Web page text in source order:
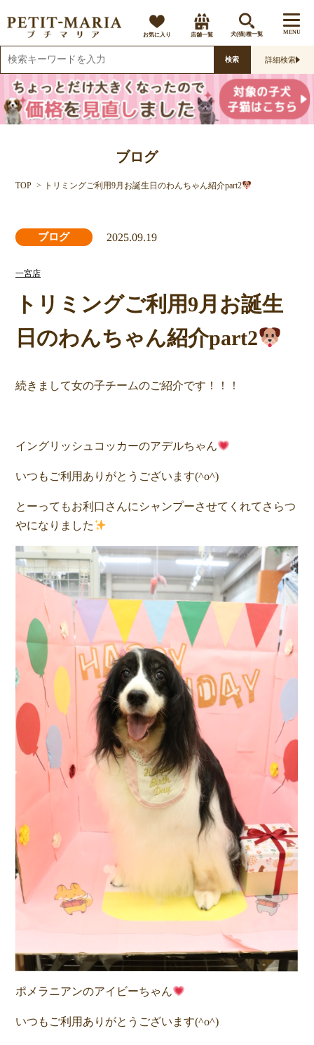
お気に入り 店舗一覧 犬(猫)種一覧 MENU
検索 詳細検索
ブログ
TOP トリミングご利用9月お誕生日のわんちゃん紹介part2
ブログ 2025.09.19
一宮店
トリミングご利用9月お誕生
日のわんちゃん紹介part2
続きまして女の子チームのご紹介です！！！
イングリッシュコッカーのアデルちゃん
いつもご利用ありがとうございます(^o^)
とーってもお利口さんにシャンプーさせてくれてさらつ
やになりました
ポメラニアンのアイビーちゃん
いつもご利用ありがとうございます(^o^)